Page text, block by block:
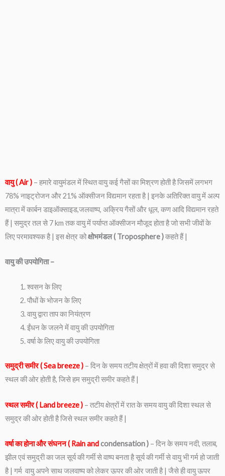
वायु ( Air ) – हमारे वायुमंडल में स्थित वायु कई गैसों का मिश्रण होती है जिसमें लगभग
78% नाइट्रोजन और 21% ऑक्सीजन विद्यमान रहता है | इनके अतिरिक्त वायु में अल्प
मात्रा में कार्बन डाइऑक्साइड,जलवाष्प, अक्रिय गैसों और धूल, कण आदि विद्यमान रहते
हैं | समुद्र तल से 7 km तक वायु में पर्याप्त ऑक्सीजन मौजूद होता है जो सभी जीवों के
लिए परमावश्यक है | इस क्षेत्र कोक्षोभमंडल ( Troposphere )कहते हैं |
वायु की उपयोगिता –
श्वसन के लिए
पौधों के भोजन के लिए
वायु द्वारा ताप का नियंत्रण
ईंधन के जलने में वायु की उपयोगिता
वर्षा के लिए वायु की उपयोगिता
समुद्री समीर ( Sea breeze ) – दिन के समय तटीय क्षेत्रों में हवा की दिशा समुद्र से
स्थल की ओर होती है, जिसे हम समुद्री समीर कहते हैं |
स्थल समीर ( Land breeze ) – तटीय क्षेत्रों में रात के समय वायु की दिशा स्थल से
समुद्र की ओर होती है जिसे स्थल समीर कहते हैं |
वर्षा का होना और संघनन ( Rain andcondensation ) – दिन के समय नदी, तलाब,
झील एवं समुद्री का जल सूर्य की गर्मी से वाष्प बनता है सूर्य की गर्मी से वायु भी गर्म हो जाती
है | गर्म वायु अपने साथ जलवाष्प को लेकर ऊपर की ओर जाती है | जैसे ही वायु ऊपर